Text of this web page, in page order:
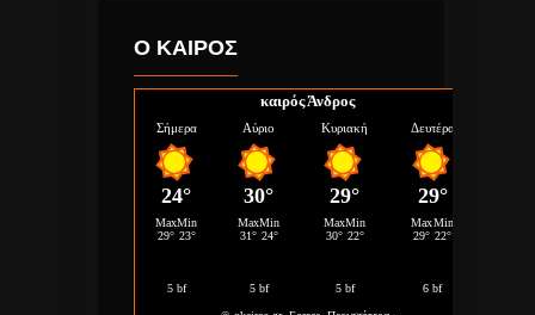
Ο ΚΑΙΡΟΣ
καιρός Άνδρος